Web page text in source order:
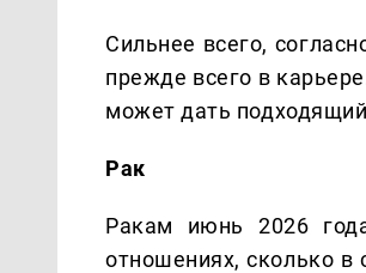
Сильнее всего,
прежде всего в
может дать
Рак
Ракам июнь 2026
отношениях, сколько в